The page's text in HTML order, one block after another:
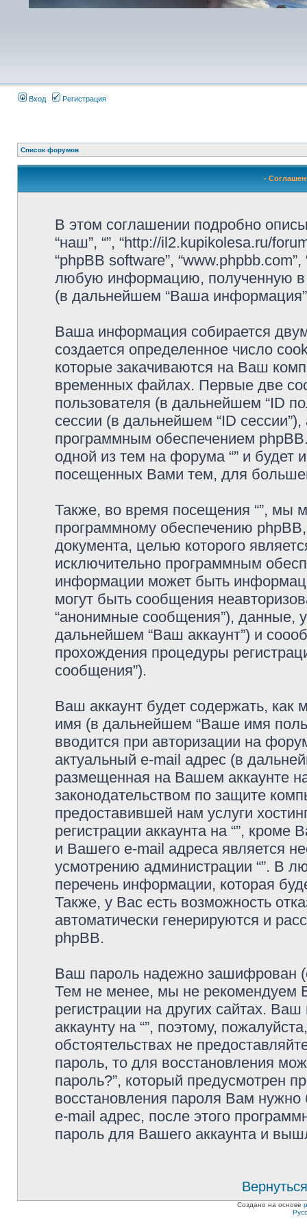
Вход Регистрация
Список форумов
-
В этом соглашении подробно
“наш”, “”, “http://il2.kupikolesa.ru/
“phpBB software”,
любую информацию, полученную в
(в дальнейшем “Ваша
Ваша информация собирается
создается определенное число
которые закачиваются на Ваш
временных файлах. Первые две
пользователя (в дальнейшем “ID
сессии (в дальнейшем “ID
программным обеспечением
одной из тем на форума “” и будет
посещенных Вами тем, для
Также, во время посещения “”, мы
программному обеспечению
документа, целью которого
исключительно программным
информации может быть
могут быть сообщения
“анонимные сообщения”), данные,
дальнейшем “Ваш аккаунт”) и
прохождения процедуры
сообщения”).
Ваш аккаунт будет содержать,
имя (в дальнейшем “Ваше имя
вводится при авторизации на
актуальный e-mail адрес (в
размещенная на Вашем аккаунте
законодательством по защите
предоставившей нам услуги
регистрации аккаунта на “”,
и Вашего e-mail адреса является
усмотрению администрации “”. В
перечень информации, которая
Также, у Вас есть возможность
автоматически генерируются и
phpBB.
Ваш пароль надежно зашифрован
Тем не менее, мы не рекомендуем
регистрации на других сайтах.
аккаунту на “”, поэтому,
обстоятельствах не
пароль, то для восстановления
пароль?”, который предусмотрен
восстановления пароля Вам
e-mail адрес, после этого
пароль для Вашего аккаунта и
Создано на основе